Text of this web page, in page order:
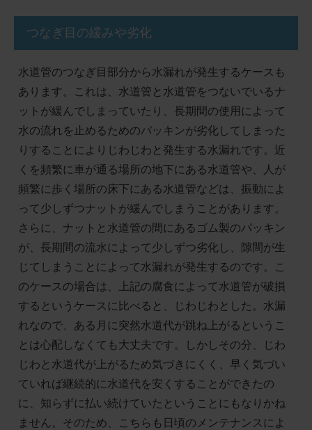
つなぎ目の緩みや劣化
水道管のつなぎ目部分から水漏れが発生するケースも
あります。これは、水道管と水道管をつないでいるナ
ットが緩んでしまっていたり、長期間の使用によって
水の流れを止めるためのパッキンが劣化してしまった
りすることによりじわじわと発生する水漏れです。近
くを頻繁に車が通る場所の地下にある水道管や、人が
頻繁に歩く場所の床下にある水道管などは、振動によ
って少しずつナットが緩んでしまうことがあります。
さらに、ナットと水道管の間にあるゴム製のパッキン
が、長期間の流水によって少しずつ劣化し、隙間が生
じてしまうことによって水漏れが発生するのです。こ
のケースの場合は、上記の腐食によって水道管が破損
するというケースに比べると、じわじわとした。水漏
れなので、ある月に突然水道代が跳ね上がるというこ
とは心配しなくても大丈夫です。しかしその分、じわ
じわと水道代が上がるため気づきにくく、早く気づい
ていれば継続的に水道代を安くすることができたの
に、知らずに払い続けていたということにもなりかね
ません。そのため、こちらも日頃のメンテナンスによ